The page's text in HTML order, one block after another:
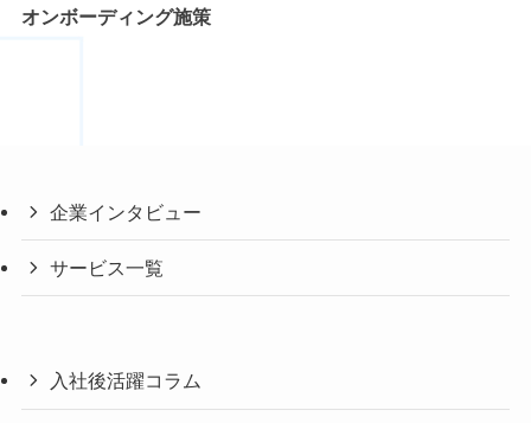
オンボーディング施策
企業インタビュー
サービス一覧
入社後活躍コラム